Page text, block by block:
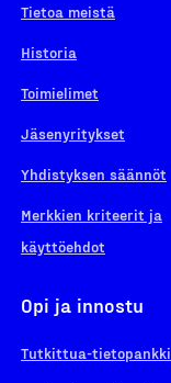
Tietoa meistä
Historia
Toimielimet
Jäsenyritykset
Yhdistyksen säännöt
Merkkien kriteerit ja
käyttöehdot
Opi ja innostu
Tutkittua-tietopankki